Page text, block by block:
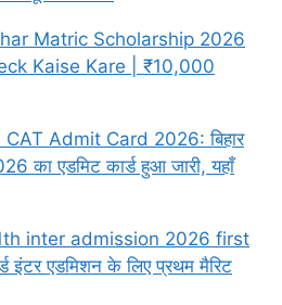
Matric Scholarship 2026
Kaise Kare | ₹10,000
CAT Admit Card 2026: बिहार
का एडमिट कार्ड हुआ जारी, यहाँ
inter admission 2026 first
इंटर एडमिशन के लिए प्रथम मैरिट